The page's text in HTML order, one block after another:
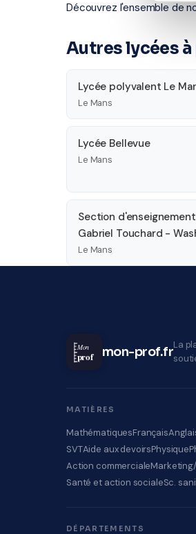
Découvrez l'ensemble de
Autres lycées
Lycée polyvalent Le
Le Mans
Lycée Bellevue
Le Mans
Section
Gabriel Touchard -
Le Mans
Mon
prof mon-prof.frLa
MATIÈRES
MathématiquesFrançais
SVTAide aux devoirsPhysique
Action commerciale
Santé et action socialeSc.
DÉPARTEMENTS